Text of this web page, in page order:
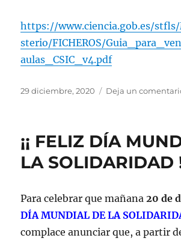
https://www.ciencia.gob.es/
sterio/FICHEROS/
aulas_CSIC_v4.pdf
Publicado
29 diciembre, 2020 Deja un
¡¡ FELIZ DÍA
LA SOLIDARIDAD
Para celebrar que mañana 20 de
DÍA MUNDIAL DE LA
complace anunciar que, a partir